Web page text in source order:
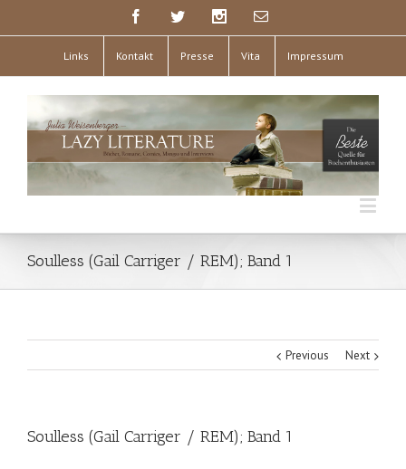
Links Kontakt Presse Vita Impressum
Soulless (Gail Carriger / REM); Band 1
Previous Next
Soulless (Gail Carriger / REM); Band 1